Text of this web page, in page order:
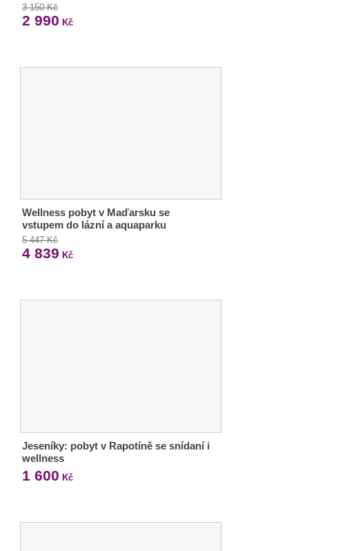
3 150 Kč
2 990 Kč
Wellness pobyt v Maďarsku se
vstupem do lázní a aquaparku
5 447 Kč
4 839 Kč
Jeseníky: pobyt v Rapotíně se snídaní i
wellness
1 600 Kč